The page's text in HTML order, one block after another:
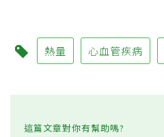
熱量 心血管疾病
這篇文章對你有幫助嗎?